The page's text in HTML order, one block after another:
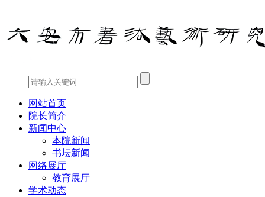
网站首页
院长简介
新闻中心
本院新闻
书坛新闻
网络展厅
教育展厅
学术动态